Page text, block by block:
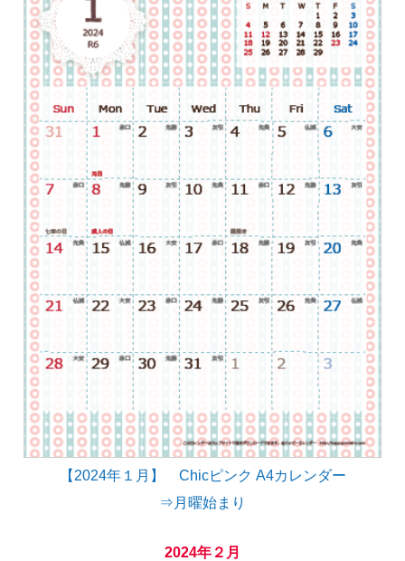
【2024年１月】 Chicピンク A4カレンダー
⇒月曜始まり
2024年２月